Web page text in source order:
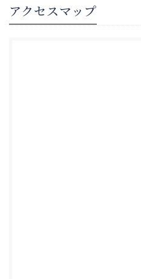
アクセスマップ